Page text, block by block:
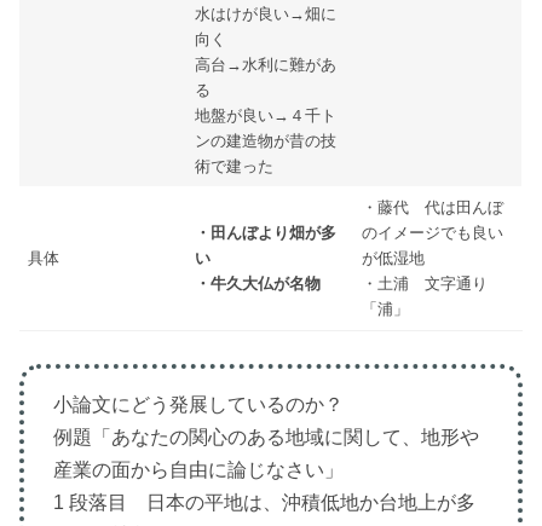
水はけが良い→畑に
向く
高台→水利に難があ
る
地盤が良い→４千ト
ンの建造物が昔の技
術で建った
具体
・田んぼより畑が多
い
・牛久大仏が名物
・藤代 代は田んぼ
のイメージでも良い
が低湿地
・土浦 文字通り
「浦」
小論文にどう発展しているのか？
例題「あなたの関心のある地域に関して、地形や
産業の面から自由に論じなさい」
1 段落目 日本の平地は、沖積低地か台地上が多